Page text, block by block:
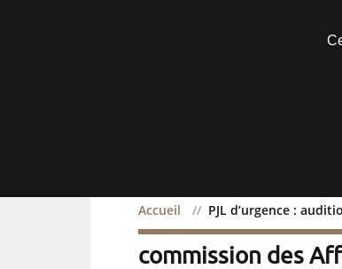
Accueil PJL d’urgence :
PJL d’urgence :
commission des